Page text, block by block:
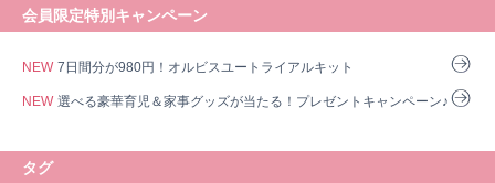
会員限定特別キャンペーン
NEW 7日間分が980円！オルビスユートライアルキット
NEW 選べる豪華育児＆家事グッズが当たる！プレゼントキャンペーン♪
タグ